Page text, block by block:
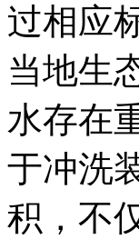
过相应
当地生
水存在
于冲洗
积，不